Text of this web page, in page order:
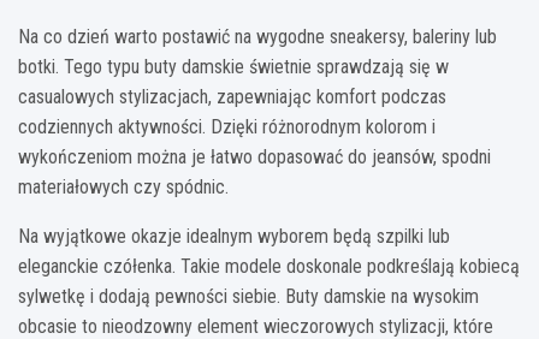
Na co dzień warto postawić na wygodne sneakersy, baleriny lub
botki. Tego typu buty damskie świetnie sprawdzają się w
casualowych stylizacjach, zapewniając komfort podczas
codziennych aktywności. Dzięki różnorodnym kolorom i
wykończeniom można je łatwo dopasować do jeansów, spodni
materiałowych czy spódnic.
Na wyjątkowe okazje idealnym wyborem będą szpilki lub
eleganckie czółenka. Takie modele doskonale podkreślają kobiecą
sylwetkę i dodają pewności siebie. Buty damskie na wysokim
obcasie to nieodzowny element wieczorowych stylizacji, które